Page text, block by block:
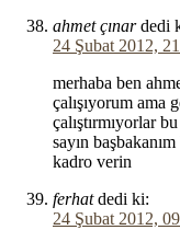
ahmet çınar dedi
24 Şubat 2012,
merhaba ben
çalışıyorum ama
çalıştırmıyorlar
sayın
kadro verin
ferhat dedi ki:
24 Şubat 2012,